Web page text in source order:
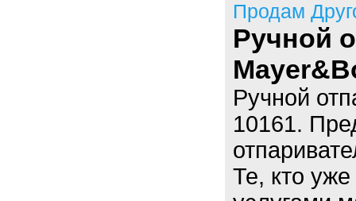
Продам
Ручной
Ручной
10161.
Те, кто